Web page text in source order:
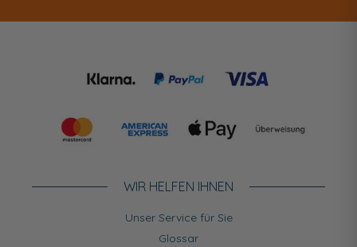
WIR HELFEN IHNEN
Unser Service für Sie
Glossar